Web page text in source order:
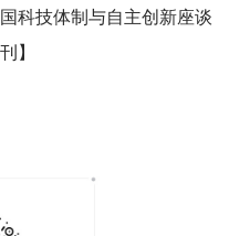
科技体制与自主创新座谈
】